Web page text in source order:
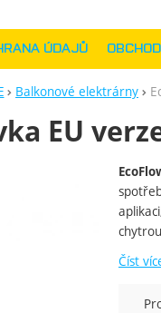
Balkonové elektrárny
EU
Číst
ÚDAJŮ